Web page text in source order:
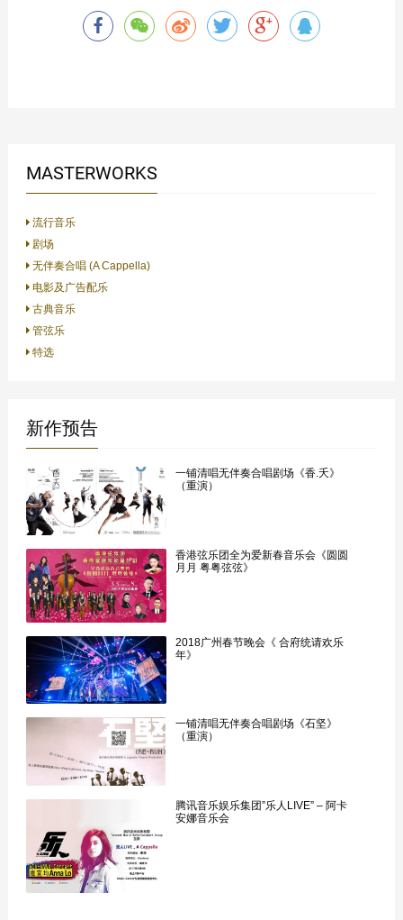
MASTERWORKS
流行音乐
剧场
无伴奏合唱 (A Cappella)
电影及广告配乐
古典音乐
管弦乐
特选
新作预告
一铺清唱无伴奏合唱剧场《香.夭》
（重演）
香港弦乐团全为爱新春音乐会《圆圆
月月 粤粤弦弦》
2018广州春节晚会《 合府统请欢乐
年》
一铺清唱无伴奏合唱剧场《石坚》
（重演）
腾讯音乐娱乐集团”乐人LIVE” – 阿卡
安娜音乐会